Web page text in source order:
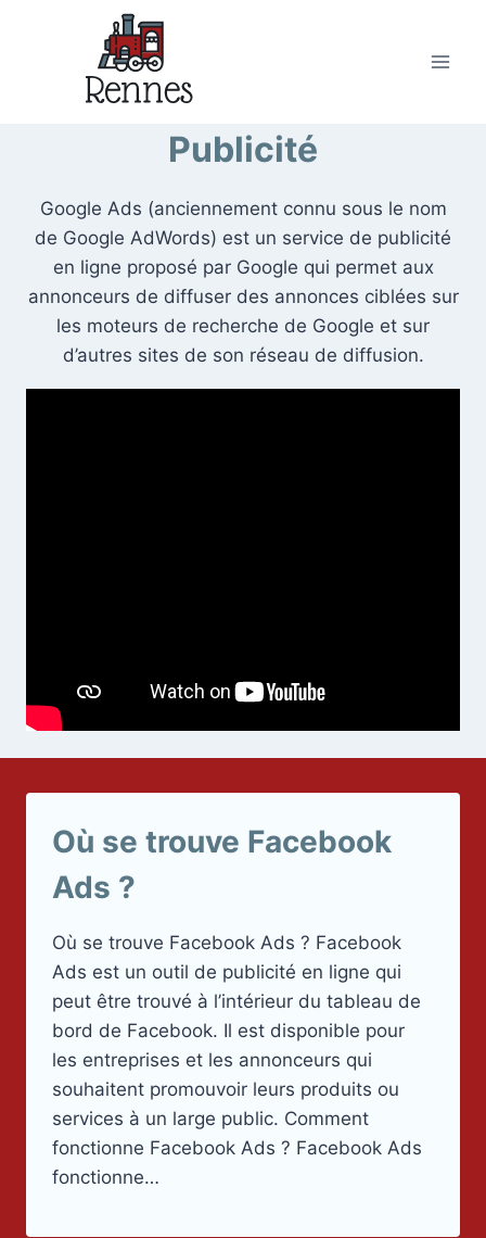
Publicité
Google Ads (anciennement connu sous le nom
de Google AdWords) est un service de publicité
en ligne proposé par Google qui permet aux
annonceurs de diffuser des annonces ciblées sur
les moteurs de recherche de Google et sur
d’autres sites de son réseau de diffusion.
Où se trouve Facebook
Ads ?
Où se trouve Facebook Ads ? Facebook
Ads est un outil de publicité en ligne qui
peut être trouvé à l’intérieur du tableau de
bord de Facebook. Il est disponible pour
les entreprises et les annonceurs qui
souhaitent promouvoir leurs produits ou
services à un large public. Comment
fonctionne Facebook Ads ? Facebook Ads
fonctionne…